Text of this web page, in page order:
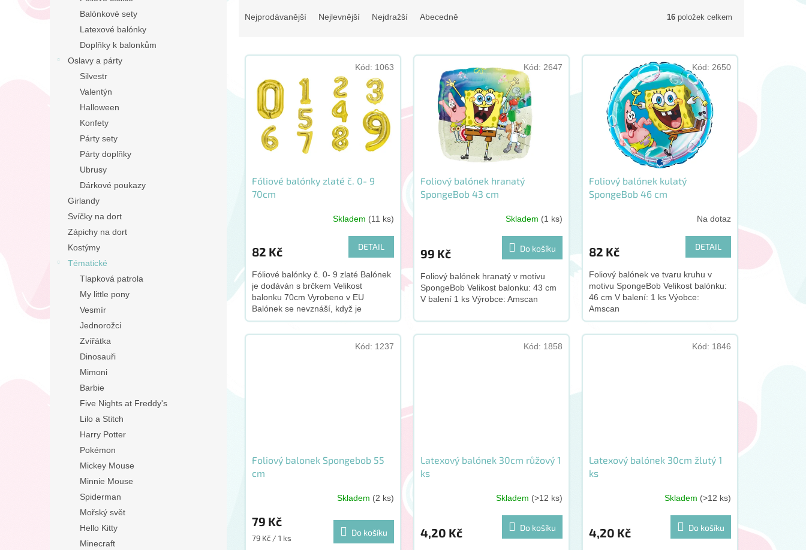
n
e
Balónkové sety
Latexové balónky
Doplňky k balonkům
Oslavy a párty
Silvestr
Valentýn
Halloween
Konfety
Párty sety
Párty doplňky
Ubrusy
Dárkové poukazy
Girlandy
Svíčky na dort
Zápichy na dort
Kostýmy
Tématické
Tlapková patrola
My little pony
Vesmír
Jednorožci
Zvířátka
Dinosauři
Mimoni
Barbie
Five Nights at Freddy's
Lilo a Stitch
Harry Potter
Pokémon
Mickey Mouse
Minnie Mouse
Spiderman
Mořský svět
Hello Kitty
Minecraft
n
Nejprodávanější Nejlevnější Nejdražší Abecedně 16 položek celkem
V
Fóliové balónky zlaté č. 0- 9
70cm
je
z
5
hvězdiček.
Skladem (11 ks)
82 Kč DETAIL
Fóliové balónky č. 0- 9 zlaté Balónek
je dodáván s brčkem Velikost
balonku 70cm Vyrobeno v EU
Balónek se nevznáší, když je
naplněn heliem
Kód: 1063
Foliový balónek hranatý
SpongeBob 43 cm
Skladem (1 ks)
99 Kč Do košíku
Foliový balónek hranatý v motivu
SpongeBob Velikost balonku: 43 cm
V balení 1 ks Výrobce: Amscan
Kód: 2647
Foliový balónek kulatý
SpongeBob 46 cm
Na dotaz
82 Kč DETAIL
Foliový balónek ve tvaru kruhu v
motivu SpongeBob Velikost balónku:
46 cm V balení: 1 ks Výobce:
Amscan
Kód: 2650
Foliový balonek Spongebob 55
cm
Skladem (2 ks)
79 Kč
Měrná
79 Kč / 1 ks
Do košíku
Kód: 1237
Latexový balónek 30cm růžový 1
ks
Skladem (>12 ks)
4,20 Kč Do košíku
Kód: 1858
Latexový balónek 30cm žlutý 1
ks
Skladem (>12 ks)
4,20 Kč Do košíku
Kód: 1846